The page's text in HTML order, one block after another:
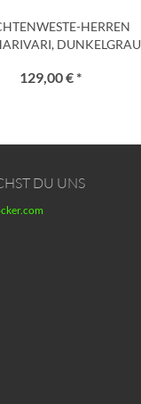
HERREN
DUNKELGRAU
129,00 € *
DU UNS